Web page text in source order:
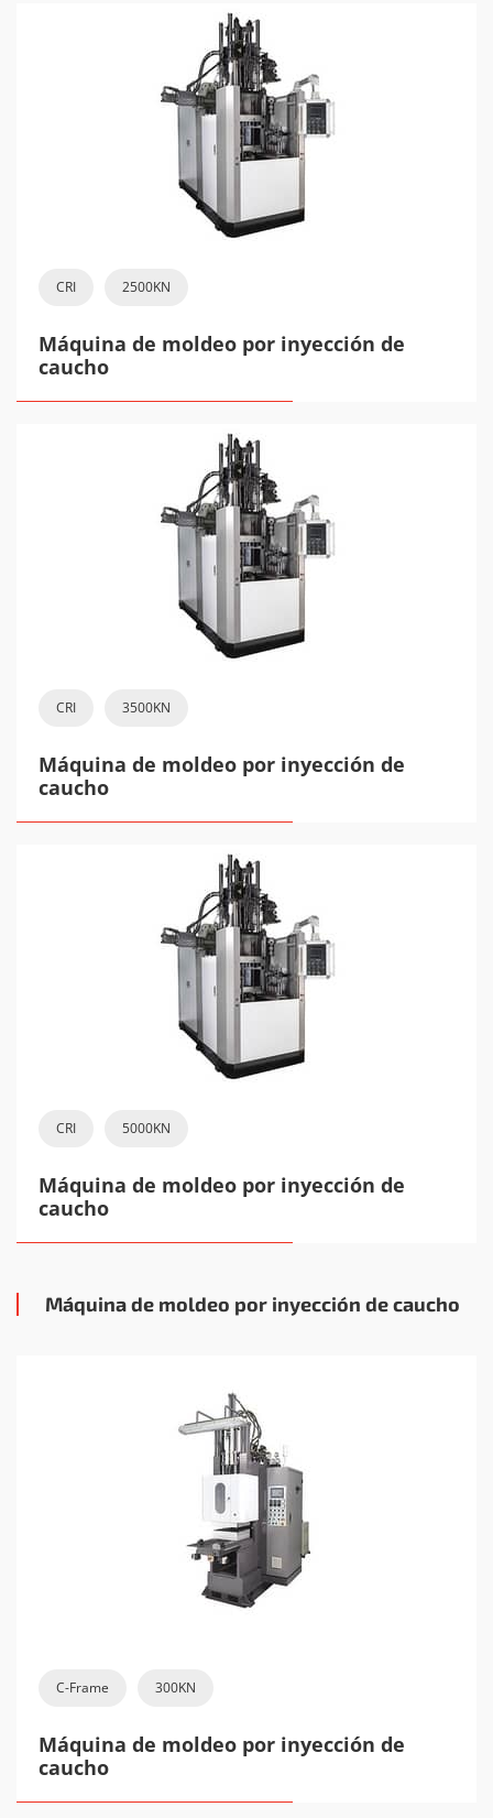
CRI 2500KN
Máquina de moldeo por inyección de
caucho
CRI 3500KN
Máquina de moldeo por inyección de
caucho
CRI 5000KN
Máquina de moldeo por inyección de
caucho
Máquina de moldeo por inyección de caucho
C-Frame 300KN
Máquina de moldeo por inyección de
caucho